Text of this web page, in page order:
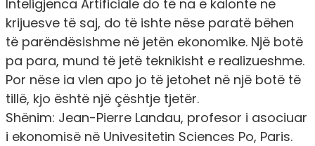
Inteligjenca Artificiale do të na e kalonte ne
krijuesve të saj, do të ishte nëse paratë bëhen
të parëndësishme në jetën ekonomike. Një botë
pa para, mund të jetë teknikisht e realizueshme.
Por nëse ia vlen apo jo të jetohet në një botë të
tillë, kjo është një çështje tjetër.
Shënim: Jean-Pierre Landau, profesor i asociuar
i ekonomisë në Univesitetin Sciences Po, Paris.